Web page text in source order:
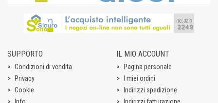
SUPPORTO
Condizioni di vendita
Privacy
Cookie
IL MIO ACCOUNT
Pagina personale
I miei ordini
Indirizzi spedizione